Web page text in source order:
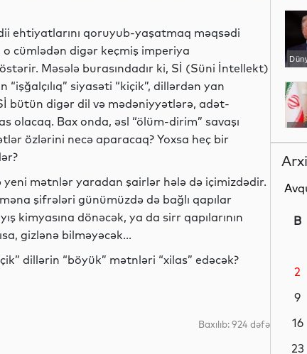
ehtiyatlarını qoruyub-yaşatmaq məqsədi
o cümlədən digər keçmiş imperiya
Məsələ burasındadır ki, Sİ (Süni İntellekt)
siyasəti “kiçik”, dillərdən yan
bütün digər dil və mədəniyyətlərə, adət-
olacaq. Bax onda, əsl “ölüm-dirim” savaşı
özlərini necə aparacaq? Yoxsa heç bir
mətnlər yaradan şairlər hələ də içimizdədir.
şifrələri günümüzdə də bağlı qapılar
kimyasına dönəcək, ya da sirr qapılarının
gizlənə bilməyəcək...
dillərin “böyük” mətnləri “xilas” edəcək?
Baxılıb: 924 dəfə
B
2
9
16
23